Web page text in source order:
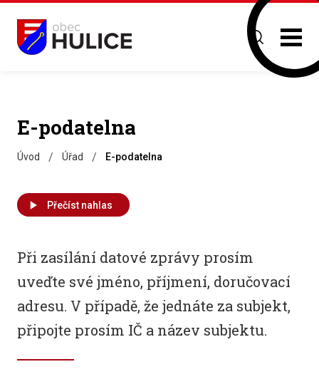
E-podatelna
Úvod / Úřad / E-podatelna
Přečíst nahlas
Při zasílání datové zprávy prosím
uveďte své jméno, příjmení, doručovací
adresu. V případě, že jednáte za subjekt,
připojte prosím IČ a název subjektu.